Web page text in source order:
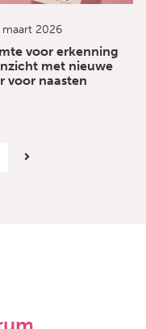
maart 2026
voor erkenning
met nieuwe
voor naasten